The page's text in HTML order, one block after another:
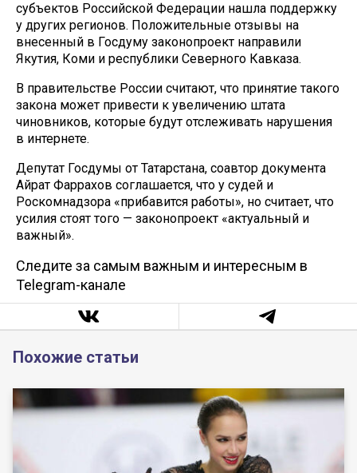
субъектов Российской Федерации нашла поддержку
у других регионов. Положительные отзывы на
внесенный в Госдуму законопроект направили
Якутия, Коми и республики Северного Кавказа.
В правительстве России считают, что принятие такого
закона может привести к увеличению штата
чиновников, которые будут отслеживать нарушения
в интернете.
Депутат Госдумы от Татарстана, соавтор документа
Айрат Фаррахов соглашается, что у судей и
Роскомнадзора «прибавится работы», но считает, что
усилия стоят того — законопроект «актуальный и
важный».
Следите за самым важным и интересным в
Telegram-канале
Похожие статьи